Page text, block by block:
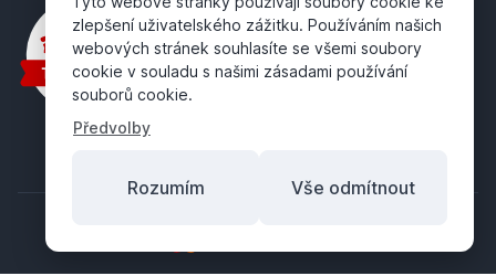
zlepšení uživatelského zážitku. Používáním našich
webových stránek souhlasíte se všemi soubory
cookie v souladu s našimi zásadami používání
souborů cookie.
Předvolby
Rozumím Vše odmítnout